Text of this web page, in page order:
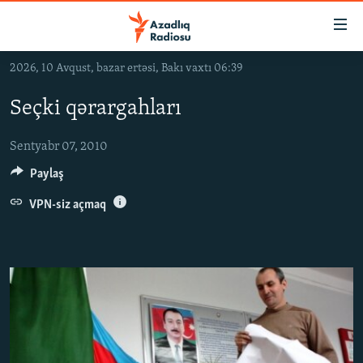
Əsas
qayıt
naviqasiyaya
qayıt
Axtarışa
keç
#İZAHLA
KORRUPSIOMETR
#ƏSLINDƏ
FƏRQƏ BAX
MULTIMEDIA
FOTOQALEREYA
RADIO ARXIV
HAQQIMIZDA
2026, 10 Avqust, bazar ertəsi, Bakı vaxtı 06:39
Seçki qərargahları
Sentyabr 07, 2010
Paylaş
VPN-siz açmaq